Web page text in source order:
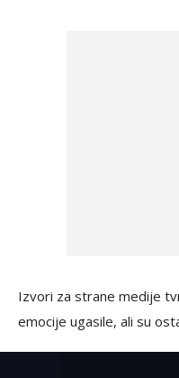
Izvori za strane medije
emocije ugasile, ali su